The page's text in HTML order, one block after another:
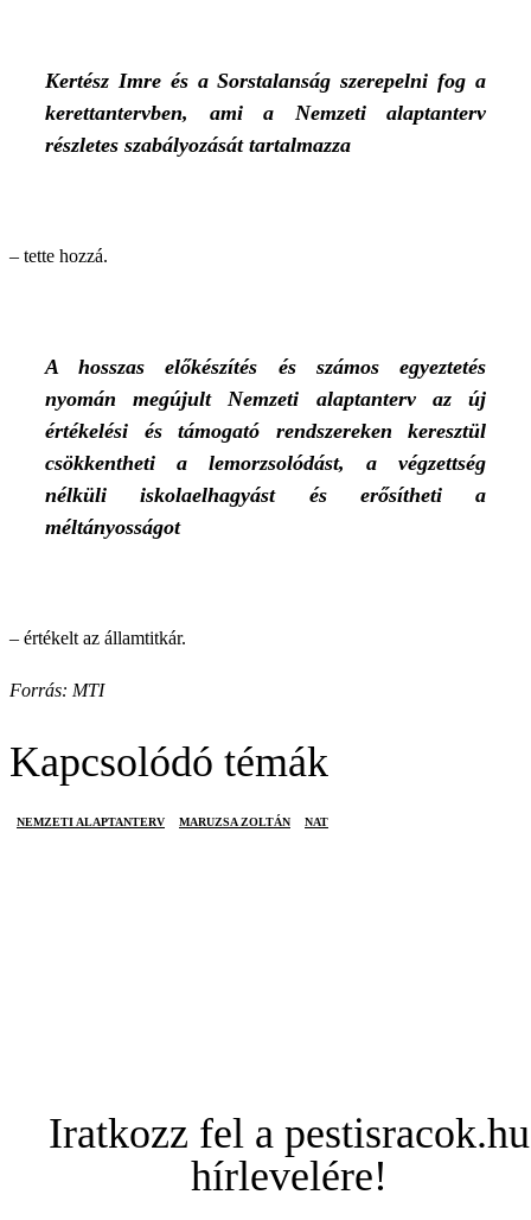
Kertész Imre és a Sorstalanság szerepelni fog a
kerettantervben, ami a Nemzeti alaptanterv
részletes szabályozását tartalmazza
– tette hozzá.
A hosszas előkészítés és számos egyeztetés
nyomán megújult Nemzeti alaptanterv az új
értékelési és támogató rendszereken keresztül
csökkentheti a lemorzsolódást, a végzettség
nélküli iskolaelhagyást és erősítheti a
méltányosságot
– értékelt az államtitkár.
Forrás: MTI
Kapcsolódó témák
NEMZETI ALAPTANTERV MARUZSA ZOLTÁN NAT
Iratkozz fel a pestisracok.hu
hírlevelére!